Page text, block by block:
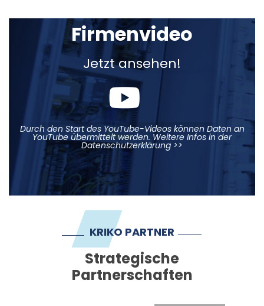
Firmenvideo
Jetzt ansehen!
Durch den Start des YouTube-Videos können Daten an
YouTube übermittelt werden. Weitere Infos in der
Datenschutzerklärung >>
KRIKO PARTNER
Strategische
Partnerschaften